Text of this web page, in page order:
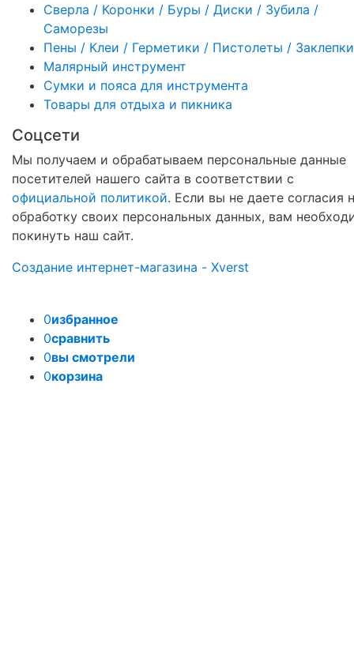
Сверла / Коронки / Буры / Диски / Зубила /
Саморезы
Пены / Клеи / Герметики / Пистолеты / Заклепки
Малярный инструмент
Сумки и пояса для инструмента
Товары для отдыха и пикника
Соцсети
Мы получаем и обрабатываем персональные данные
посетителей нашего сайта в соответствии с
официальной политикой. Если вы не даете согласия
обработку своих персональных данных, вам
покинуть наш сайт.
Создание интернет-магазина - Xverst
0избранное
0сравнить
0вы смотрели
0корзина